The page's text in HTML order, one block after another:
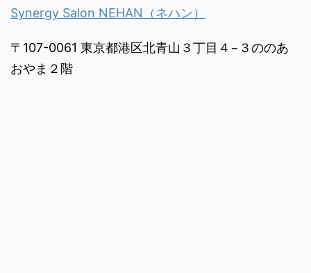
Synergy Salon NEHAN（ネハン）
〒107-0061 東京都港区北青山３丁目４−３ののあ
おやま２階